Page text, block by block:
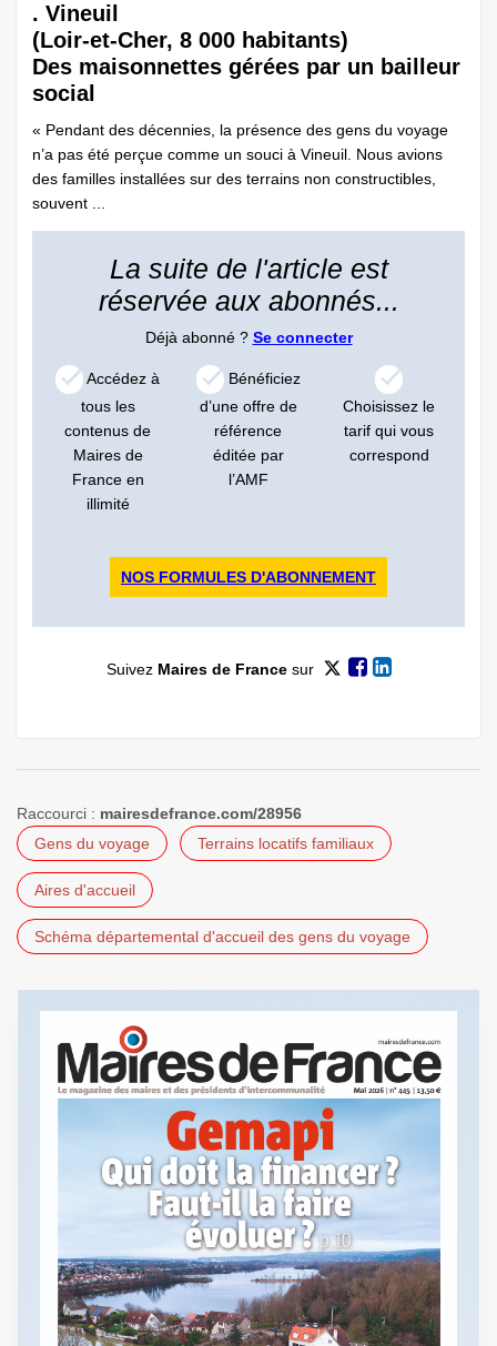
. Vineuil
(Loir-et-Cher, 8 000 habitants)
Des maisonnettes gérées par un bailleur
social
« Pendant des décennies, la présence des gens du voyage
n’a pas été perçue comme un souci à Vineuil. Nous avions
des familles installées sur des terrains non constructibles,
souvent ...
La suite de l'article est
réservée aux abonnés...
Déjà abonné ? Se connecter
Accédez à
tous les
contenus de
Maires de
France en
illimité
Bénéficiez
d’une offre de
référence
éditée par
l’AMF
Choisissez le
tarif qui vous
correspond
NOS FORMULES D'ABONNEMENT
Suivez Maires de Francesur
Raccourci : mairesdefrance.com/28956
Gens du voyage
Terrains locatifs familiaux
Aires d'accueil
Schéma départemental d'accueil des gens du voyage